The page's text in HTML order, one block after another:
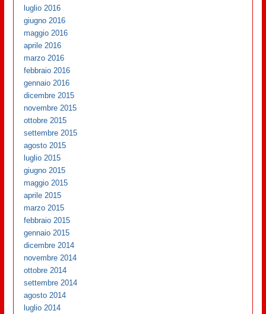
luglio 2016
giugno 2016
maggio 2016
aprile 2016
marzo 2016
febbraio 2016
gennaio 2016
dicembre 2015
novembre 2015
ottobre 2015
settembre 2015
agosto 2015
luglio 2015
giugno 2015
maggio 2015
aprile 2015
marzo 2015
febbraio 2015
gennaio 2015
dicembre 2014
novembre 2014
ottobre 2014
settembre 2014
agosto 2014
luglio 2014